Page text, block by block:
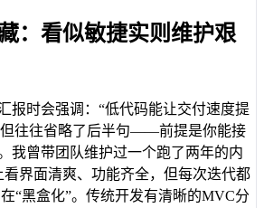
：看似敏捷实则维护艰
报时会强调：“低代码能让交付速度提
往往省略了后半句——前提是你能接
我曾带团队维护过一个跑了两年的内
界面清爽、功能齐全，但每次迭代都
“黑盒化”。传统开发有清晰的MVC分